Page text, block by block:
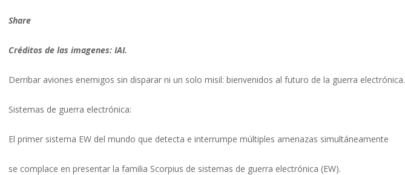
Share
Créditos de las imagenes: IAI.
Derribar aviones enemigos sin disparar ni un solo misil: bienvenidos al futuro de la guerra electrónica.
Sistemas de guerra electrónica:
El primer sistema EW del mundo que detecta e interrumpe múltiples amenazas simultáneamente
se complace en presentar la familia Scorpius de sistemas de guerra electrónica (EW).